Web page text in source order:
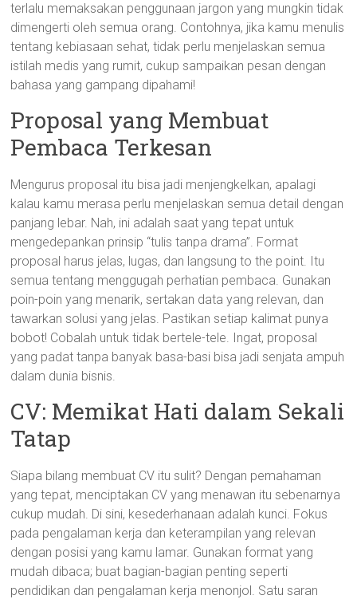
terlalu memaksakan penggunaan jargon yang mungkin tidak
dimengerti oleh semua orang. Contohnya, jika kamu menulis
tentang kebiasaan sehat, tidak perlu menjelaskan semua
istilah medis yang rumit, cukup sampaikan pesan dengan
bahasa yang gampang dipahami!
Proposal yang Membuat
Pembaca Terkesan
Mengurus proposal itu bisa jadi menjengkelkan, apalagi
kalau kamu merasa perlu menjelaskan semua detail dengan
panjang lebar. Nah, ini adalah saat yang tepat untuk
mengedepankan prinsip “tulis tanpa drama”. Format
proposal harus jelas, lugas, dan langsung to the point. Itu
semua tentang menggugah perhatian pembaca. Gunakan
poin-poin yang menarik, sertakan data yang relevan, dan
tawarkan solusi yang jelas. Pastikan setiap kalimat punya
bobot! Cobalah untuk tidak bertele-tele. Ingat, proposal
yang padat tanpa banyak basa-basi bisa jadi senjata ampuh
dalam dunia bisnis.
CV: Memikat Hati dalam Sekali
Tatap
Siapa bilang membuat CV itu sulit? Dengan pemahaman
yang tepat, menciptakan CV yang menawan itu sebenarnya
cukup mudah. Di sini, kesederhanaan adalah kunci. Fokus
pada pengalaman kerja dan keterampilan yang relevan
dengan posisi yang kamu lamar. Gunakan format yang
mudah dibaca; buat bagian-bagian penting seperti
pendidikan dan pengalaman kerja menonjol. Satu saran